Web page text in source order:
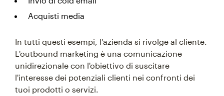
Acquisti media
In tutti questi esempi, l'azienda si rivolge al cliente.
L'outbound marketing è una comunicazione
unidirezionale con l'obiettivo di suscitare
l'interesse dei potenziali clienti nei confronti dei
tuoi prodotti o servizi.